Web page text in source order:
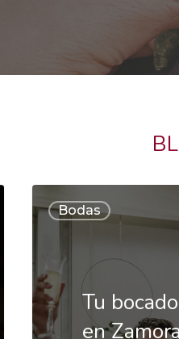
Bodas
bocado
Boda
en
Zamora
Tu
en Zamora